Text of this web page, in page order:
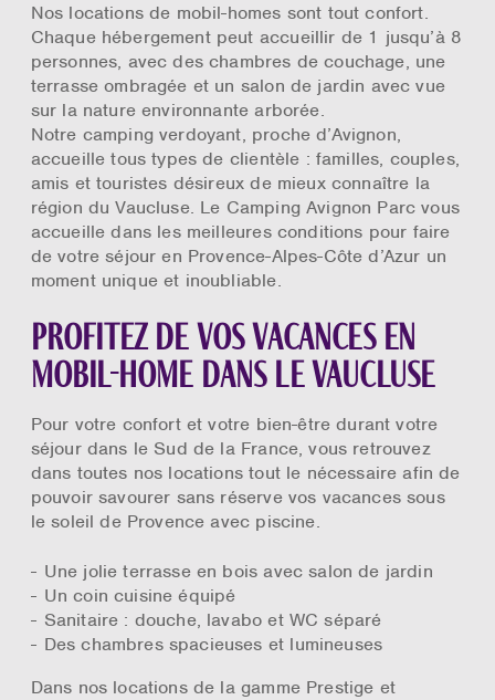
Nos locations de mobil-homes sont tout confort.
Chaque hébergement peut accueillir de 1 jusqu’à 8
personnes, avec des chambres de couchage, une
terrasse ombragée et un salon de jardin avec vue
sur la nature environnante arborée.
Notre camping verdoyant, proche d’Avignon,
accueille tous types de clientèle : familles, couples,
amis et touristes désireux de mieux connaître la
région du Vaucluse. Le Camping Avignon Parc vous
accueille dans les meilleures conditions pour faire
de votre séjour en Provence-Alpes-Côte d’Azur un
moment unique et inoubliable.
Profitez de vos vacances en
mobil-home dans le Vaucluse
Pour votre confort et votre bien-être durant votre
séjour dans le Sud de la France, vous retrouvez
dans toutes nos locations tout le nécessaire afin de
pouvoir savourer sans réserve vos vacances sous
le soleil de Provence avec piscine.
Une jolie terrasse en bois avec salon de jardin
Un coin cuisine équipé
Sanitaire : douche, lavabo et WC séparé
Des chambres spacieuses et lumineuses
Dans nos locations de la gamme Prestige et